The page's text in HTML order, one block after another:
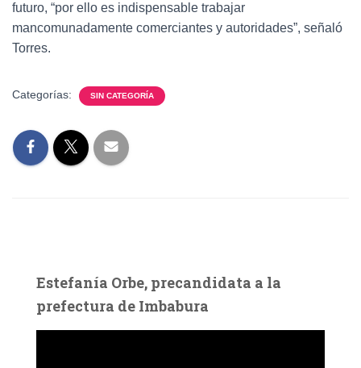
futuro, “por ello es indispensable trabajar
mancomunadamente comerciantes y autoridades”, señaló
Torres.
Categorías: SIN CATEGORÍA
Estefanía Orbe, precandidata a la
prefectura de Imbabura